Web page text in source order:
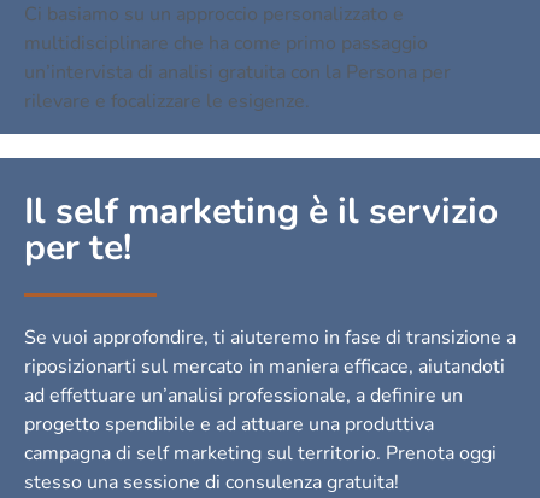
Ci basiamo su un approccio personalizzato e
multidisciplinare che ha come primo passaggio
un’intervista di analisi gratuita con la Persona per
rilevare e focalizzare le esigenze.
Il self marketing è il servizio
per te!
Se vuoi approfondire, ti aiuteremo in fase di transizione a
riposizionarti sul mercato in maniera efficace, aiutandoti
ad effettuare un’analisi professionale, a definire un
progetto spendibile e ad attuare una produttiva
campagna di self marketing sul territorio. Prenota oggi
stesso una sessione di consulenza gratuita!